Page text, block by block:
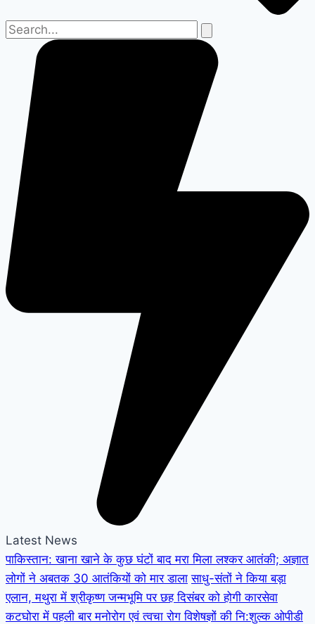
Latest News
पाकिस्तान: खाना खाने के कुछ घंटों बाद मरा मिला लश्कर आतंकी; अज्ञात
लोगों ने अबतक 30 आतंकियों को मार डाला साधु-संतों ने किया बड़ा
एलान, मथुरा में श्रीकृष्ण जन्मभूमि पर छह दिसंबर को होगी कारसेवा
कटघोरा में पहली बार मनोरोग एवं त्वचा रोग विशेषज्ञों की नि:शुल्क ओपीडी